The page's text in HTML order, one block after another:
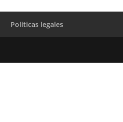
Políticas legales